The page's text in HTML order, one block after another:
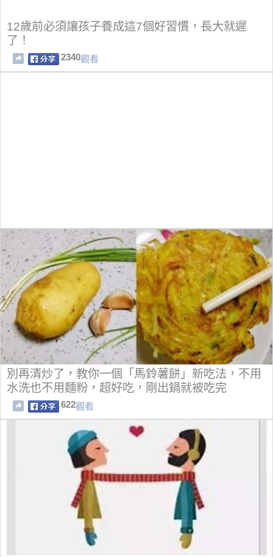
12歲前必須讓孩子養成這7個好習慣，長大就遲
了！
2340觀看
別再清炒了，教你一個「馬鈴薯餅」新吃法，不用
水洗也不用麵粉，超好吃，剛出鍋就被吃完
622觀看